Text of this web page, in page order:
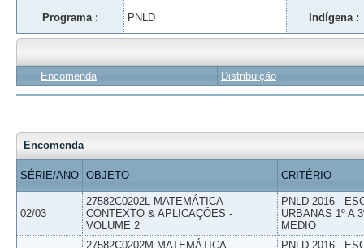
Programa : PNLD Indígena :
Encomenda Distribuição
Encomenda
SÉRIE/ANO OBJETO CRITÉRIO
02/03
27582C0202L-MATEMÁTICA -
CONTEXTO & APLICAÇÕES -
VOLUME 2
PNLD 2016 -
URBANAS 1º A
MEDIO
27582C0202M-MATEMÁTICA -
PNLD 2016 -